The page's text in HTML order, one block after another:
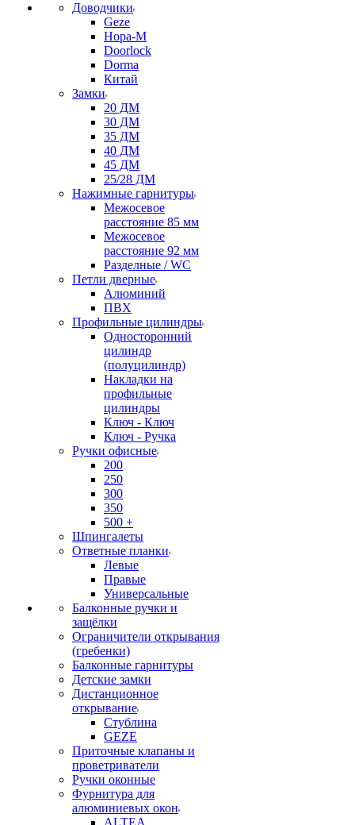
Доводчики
Geze
Нора-М
Doorlock
Dorma
Китай
Замки
20 ДМ
30 ДМ
35 ДМ
40 ДМ
45 ДМ
25/28 ДМ
Нажимные гарнитуры
Межосевое
расстояние 85 мм
Межосевое
расстояние 92 мм
Разделные / WC
Петли дверные
Алюминий
ПВХ
Профильные цилиндры
Односторонний
цилиндр
(полуцилиндр)
Накладки на
профильные
цилиндры
Ключ - Ключ
Ключ - Ручка
Ручки офисные
200
250
300
350
500 +
Шпингалеты
Ответные планки
Левые
Правые
Универсальные
Балконные ручки и
защёлки
Ограничители открывания
(гребенки)
Балконные гарнитуры
Детские замки
Дистанционное
открывание
Стублина
GEZE
Приточные клапаны и
проветриватели
Ручки оконные
Фурнитура для
алюминиевых окон
ALTEA